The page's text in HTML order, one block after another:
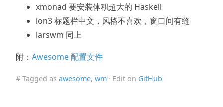
xmonad 要安装体积超大的 Haskell
ion3 标题栏中文，风格不喜欢，窗口间有缝
larswm 同上
附： Awesome 配置文件
# Tagged as awesome, wm · Edit on GitHub